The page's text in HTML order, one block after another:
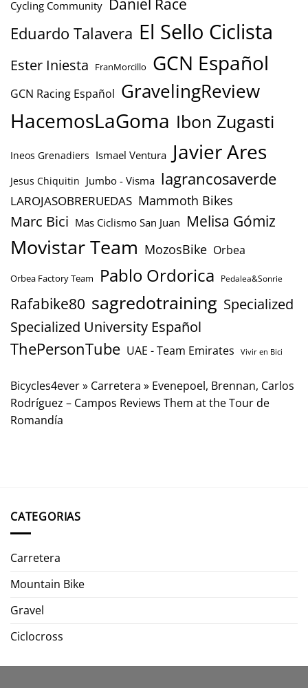
Cycling Community Daniel Race
Eduardo Talavera El Sello Ciclista
Ester Iniesta FranMorcillo GCN Español
GCN Racing Español GravelingReview
HacemosLaGoma Ibon Zugasti
Ineos Grenadiers Ismael Ventura Javier Ares
Jesus Chiquitin Jumbo - Visma lagrancosaverde
LAROJASOBRERUEDAS Mammoth Bikes
Marc Bici Mas Ciclismo San Juan Melisa Gómiz
Movistar Team MozosBike Orbea
Orbea Factory Team Pablo Ordorica Pedalea&Sonrie
Rafabike80 sagredotraining Specialized
Specialized University Español
ThePersonTube UAE - Team Emirates Vivir en Bici
Bicycles4ever» Carretera » Evenepoel, Brennan, Carlos
Rodríguez – Campos Reviews Them at the Tour de
Romandía
CATEGORIAS
Carretera
Mountain Bike
Gravel
Ciclocross